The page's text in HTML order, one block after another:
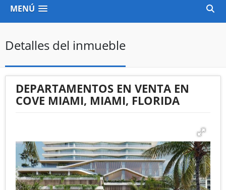
MENÚ
Detalles del inmueble
DEPARTAMENTOS EN VENTA EN
COVE MIAMI, MIAMI, FLORIDA